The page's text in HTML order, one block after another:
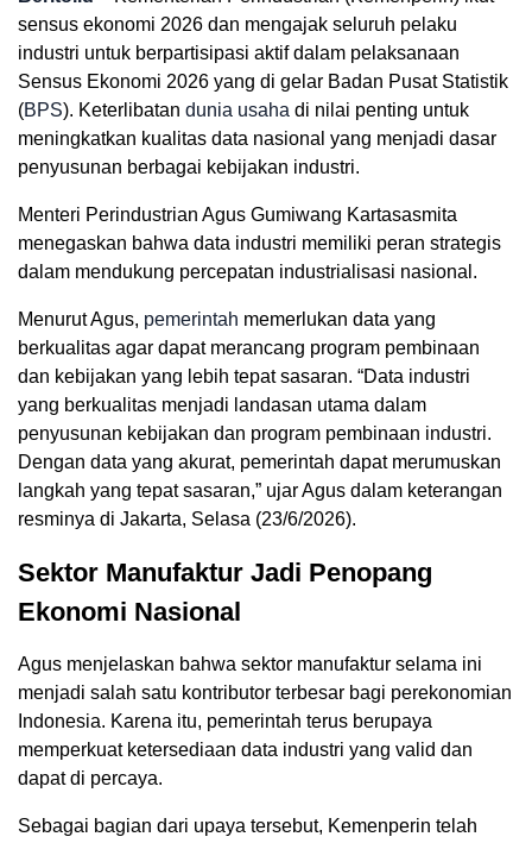
sensus ekonomi 2026 dan mengajak seluruh pelaku
industri untuk berpartisipasi aktif dalam pelaksanaan
Sensus Ekonomi 2026 yang di gelar Badan Pusat Statistik
(BPS). Keterlibatan dunia usaha di nilai penting untuk
meningkatkan kualitas data nasional yang menjadi dasar
penyusunan berbagai kebijakan industri.
Menteri Perindustrian Agus Gumiwang Kartasasmita
menegaskan bahwa data industri memiliki peran strategis
dalam mendukung percepatan industrialisasi nasional.
Menurut Agus, pemerintah memerlukan data yang
berkualitas agar dapat merancang program pembinaan
dan kebijakan yang lebih tepat sasaran. “Data industri
yang berkualitas menjadi landasan utama dalam
penyusunan kebijakan dan program pembinaan industri.
Dengan data yang akurat, pemerintah dapat merumuskan
langkah yang tepat sasaran,” ujar Agus dalam keterangan
resminya di Jakarta, Selasa (23/6/2026).
Sektor Manufaktur Jadi Penopang
Ekonomi Nasional
Agus menjelaskan bahwa sektor manufaktur selama ini
menjadi salah satu kontributor terbesar bagi perekonomian
Indonesia. Karena itu, pemerintah terus berupaya
memperkuat ketersediaan data industri yang valid dan
dapat di percaya.
Sebagai bagian dari upaya tersebut, Kemenperin telah